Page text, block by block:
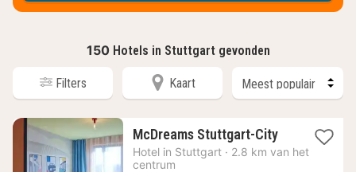
150 Hotels in Stuttgart gevonden
Filters Kaart
McDreams Stuttgart-City1
nacht
Hotel in Stuttgart · 2.8 km van het
centrum